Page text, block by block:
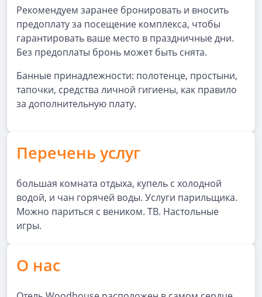
Рекомендуем заранее бронировать и вносить
предоплату за посещение комплекса, чтобы
гарантировать ваше место в праздничные дни.
Без предоплаты бронь может быть снята.
Банные принадлежности: полотенце, простыни,
тапочки, средства личной гигиены, как правило
за дополнительную плату.
Перечень услуг
большая комната отдыха, купель с холодной
водой, и чан горячей воды. Услуги парильщика.
Можно париться с веником. ТВ. Настольные
игры.
О нас